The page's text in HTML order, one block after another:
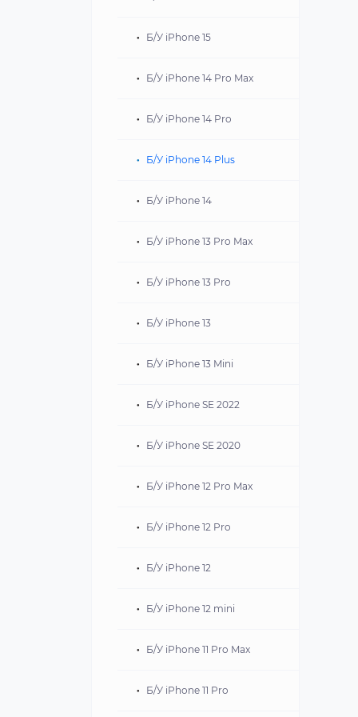
iPhone 15
iPhone 14 Plus
iPhone 14
iPhone 13
iPhone SE 2022
iPad 10.9 2022
iPad 9 10.2 2021
iPad Mini 6 2021
Б/У iPhone 15
Б/У iPhone 14 Pro Max
Б/У iPhone 14 Pro
Б/У iPhone 14 Plus
Б/У iPhone 14
Б/У iPhone 13 Pro Max
Б/У iPhone 13 Pro
Б/У iPhone 13
Б/У iPhone 13 Mini
Б/У iPhone SE 2022
Б/У iPhone SE 2020
Б/У iPhone 12 Pro Max
Б/У iPhone 12 Pro
Б/У iPhone 12
Б/У iPhone 12 mini
Б/У iPhone 11 Pro Max
Б/У iPhone 11 Pro